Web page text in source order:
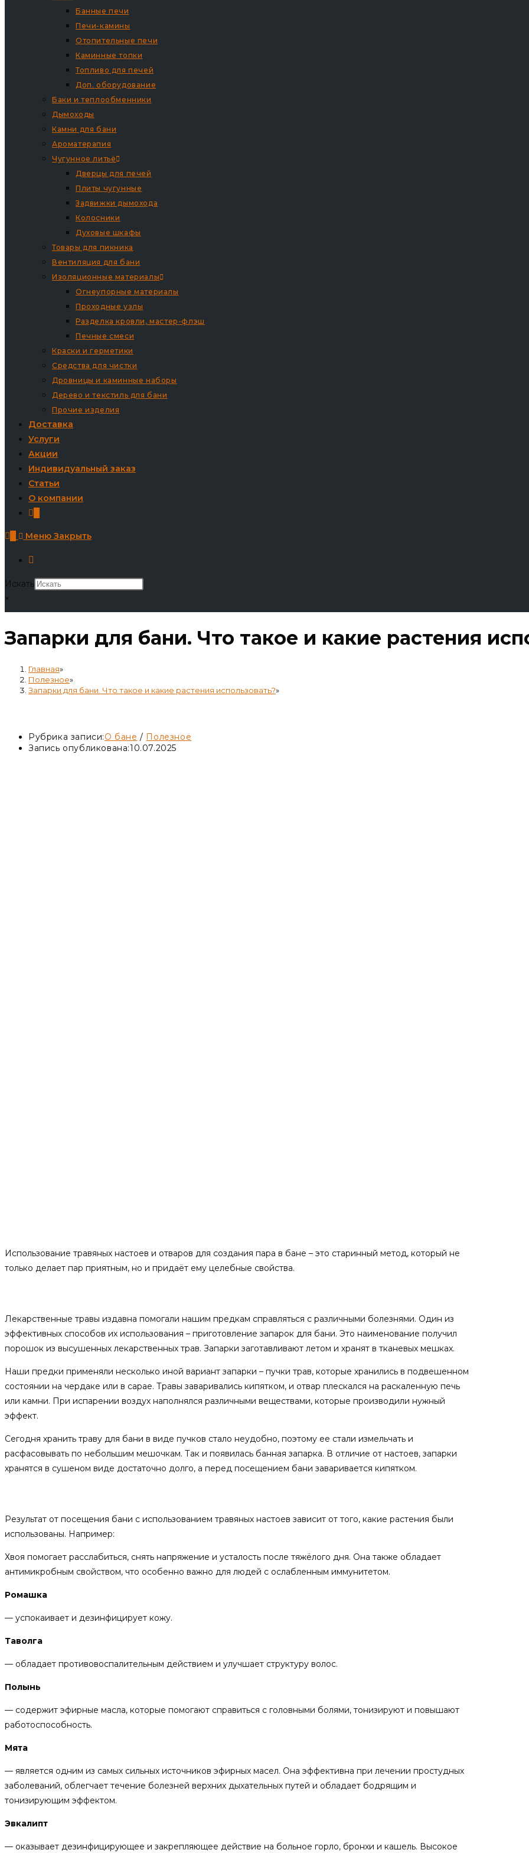
Банные печи
Печи-камины
Отопительные печи
Каминные топки
Топливо для печей
Доп. оборудование
Баки и теплообменники
Дымоходы
Камни для бани
Ароматерапия
Чугунное литьё
Дверцы для печей
Плиты чугунные
Задвижки дымохода
Колосники
Духовые шкафы
Товары для пикника
Вентиляция для бани
Изоляционные материалы
Огнеупорные материалы
Проходные узлы
Разделка кровли, мастер-флэш
Печные смеси
Краски и герметики
Средства для чистки
Дровницы и каминные наборы
Дерево и текстиль для бани
Прочие изделия
Доставка
Услуги
Акции
Индивидуальный заказ
Статьи
О компании
Меню Закрыть
Искать
×
Запарки для бани. Что такое и какие растения
Главная»
Полезное»
Запарки для бани. Что такое и какие растения использовать?»
Рубрика записи:О бане / Полезное
Запись опубликована:10.07.2025
Использование травяных настоев и отваров для создания пара в бане – это старинный метод, который не
только делает пар приятным, но и придаёт ему целебные свойства.
Лекарственные травы издавна помогали нашим предкам справляться с различными болезнями. Один из
эффективных способов их использования – приготовление запарок для бани. Это наименование получил
порошок из высушенных лекарственных трав. Запарки заготавливают летом и хранят в тканевых мешках.
Наши предки применяли несколько иной вариант запарки – пучки трав, которые хранились в подвешенном
состоянии на чердаке или в сарае. Травы заваривались кипятком, и отвар плескался на раскаленную печь
или камни. При испарении воздух наполнялся различными веществами, которые производили нужный
эффект.
Сегодня хранить траву для бани в виде пучков стало неудобно, поэтому ее стали измельчать и
расфасовывать по небольшим мешочкам. Так и появилась банная запарка. В отличие от настоев, запарки
хранятся в сушеном виде достаточно долго, а перед посещением бани заваривается кипятком.
Результат от посещения бани с использованием травяных настоев зависит от того, какие растения были
использованы. Например:
Хвоя помогает расслабиться, снять напряжение и усталость после тяжёлого дня. Она также обладает
антимикробным свойством, что особенно важно для людей с ослабленным иммунитетом.
Ромашка
— успокаивает и дезинфицирует кожу.
Таволга
— обладает противовоспалительным действием и улучшает структуру волос.
Полынь
— содержит эфирные масла, которые помогают справиться с головными болями, тонизируют и повышают
работоспособность.
Мята
— является одним из самых сильных источников эфирных масел. Она эффективна при лечении простудных
заболеваний, облегчает течение болезней верхних дыхательных путей и обладает бодрящим и
тонизирующим эффектом.
Эвкалипт
— оказывает дезинфицирующее и закрепляющее действие на больное горло, бронхи и кашель. Высокое